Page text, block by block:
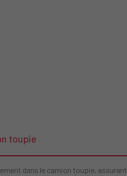
toupie
dans le camion toupie, assurant